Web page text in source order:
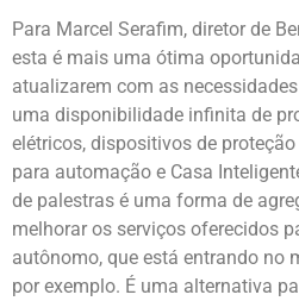
Para Marcel Serafim, diretor de
esta é mais uma ótima
atualizarem com as
uma disponibilidade infinita de
elétricos, dispositivos de
para automação e Casa
de palestras é uma forma de
melhorar os serviços oferecidos
autônomo, que está entrando no
por exemplo. É uma alternativa